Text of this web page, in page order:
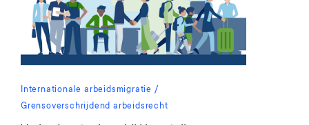
Internationale arbeidsmigratie
Grensoverschrijdend arbeidsrecht